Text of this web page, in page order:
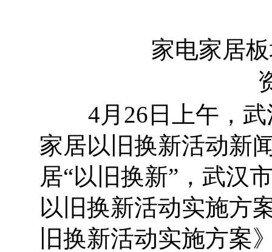
家电家居
4月26日上午，武
家居以旧换新活动新
居“以旧换新”，武汉
以旧换新活动实施方
旧换新活动实施方案